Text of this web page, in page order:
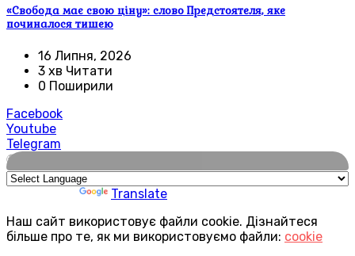
«Свобода має свою ціну»: слово Предстоятеля, яке
починалося тишею
16 Липня, 2026
3 хв Читати
0 Поширили
Facebook
Youtube
Telegram
🌍
Translate
Наш сайт використовує файли cookie. Дізнайтеся
більше про те, як ми використовуємо файли: cookie